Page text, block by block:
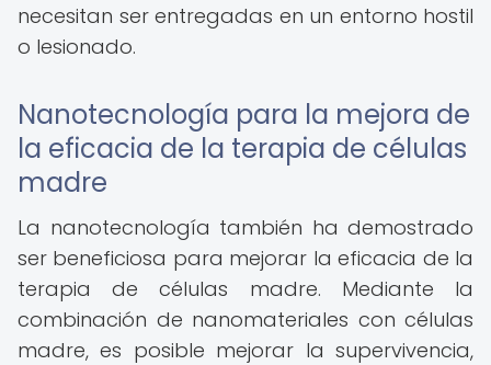
necesitan ser entregadas en un entorno hostil
o lesionado.
Nanotecnología para la mejora de
la eficacia de la terapia de células
madre
La nanotecnología también ha demostrado
ser beneficiosa para mejorar la eficacia de la
terapia de células madre. Mediante la
combinación de nanomateriales con células
madre, es posible mejorar la supervivencia,